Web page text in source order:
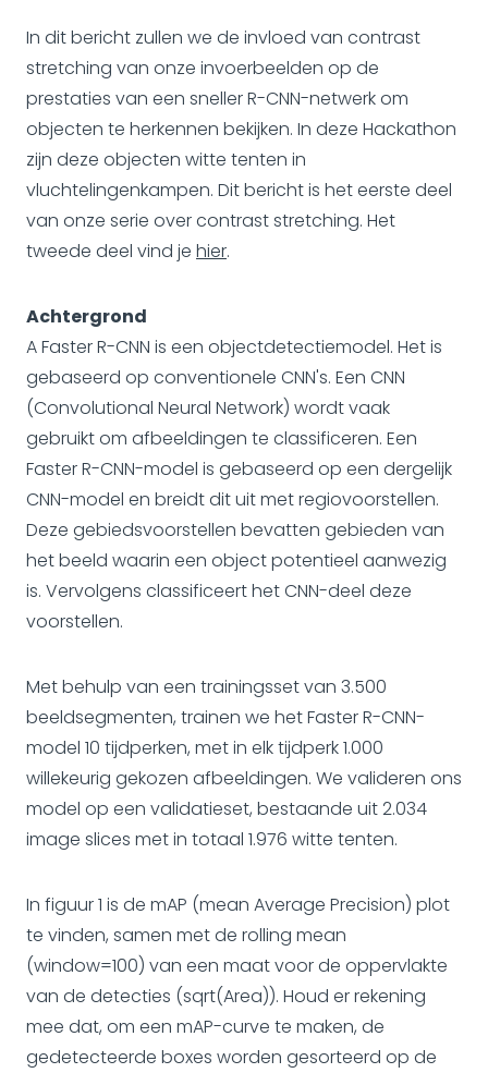
In dit bericht zullen we de invloed van contrast
stretching van onze invoerbeelden op de
prestaties van een sneller R-CNN-netwerk om
objecten te herkennen bekijken. In deze Hackathon
zijn deze objecten witte tenten in
vluchtelingenkampen. Dit bericht is het eerste deel
van onze serie over contrast stretching. Het
tweede deel vind je hier.
Achtergrond
A Faster R-CNN is een objectdetectiemodel. Het is
gebaseerd op conventionele CNN's. Een CNN
(Convolutional Neural Network) wordt vaak
gebruikt om afbeeldingen te classificeren. Een
Faster R-CNN-model is gebaseerd op een dergelijk
CNN-model en breidt dit uit met regiovoorstellen.
Deze gebiedsvoorstellen bevatten gebieden van
het beeld waarin een object potentieel aanwezig
is. Vervolgens classificeert het CNN-deel deze
voorstellen.
Met behulp van een trainingsset van 3.500
beeldsegmenten, trainen we het Faster R-CNN-
model 10 tijdperken, met in elk tijdperk 1.000
willekeurig gekozen afbeeldingen. We valideren ons
model op een validatieset, bestaande uit 2.034
image slices met in totaal 1.976 witte tenten.
In figuur 1 is de mAP (mean Average Precision) plot
te vinden, samen met de rolling mean
(window=100) van een maat voor de oppervlakte
van de detecties (sqrt(Area)). Houd er rekening
mee dat, om een ​​mAP-curve te maken, de
gedetecteerde boxes worden gesorteerd op de